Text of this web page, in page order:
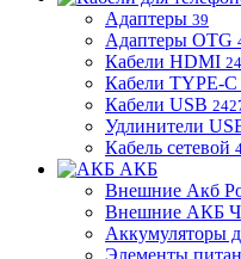
Адаптеры 39
Адаптеры OTG
Кабели HDMI 24
Кабели TYPE-C
Кабели USB
Удлинители
Кабель сетевой
АКБ
Внешние Акб
Внешние АКБ
Аккумуляторы
Элементы